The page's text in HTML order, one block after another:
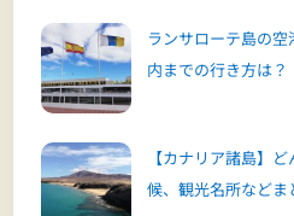
ランサローテ島の
内までの行き方は？
【カナリア諸島】
候、観光名所などま